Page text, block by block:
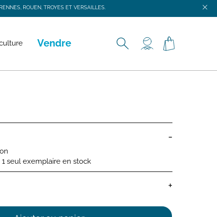
ROUEN, TROYES ET VERSAILLES.
Vendre
-
seul exemplaire en stock
+